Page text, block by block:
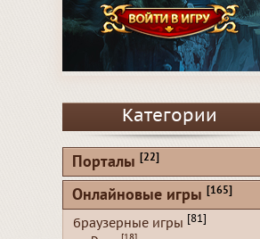
Категории
Порталы [22]
Онлайновые игры [165]
браузерные игры [81]